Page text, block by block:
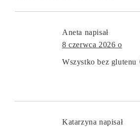
Aneta napisał
8 czerwca 2026 o
Wszystko bez glutenu
Katarzyna napisał